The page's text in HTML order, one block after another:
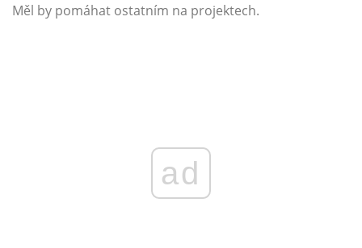
Měl by pomáhat ostatním na projektech.
ad